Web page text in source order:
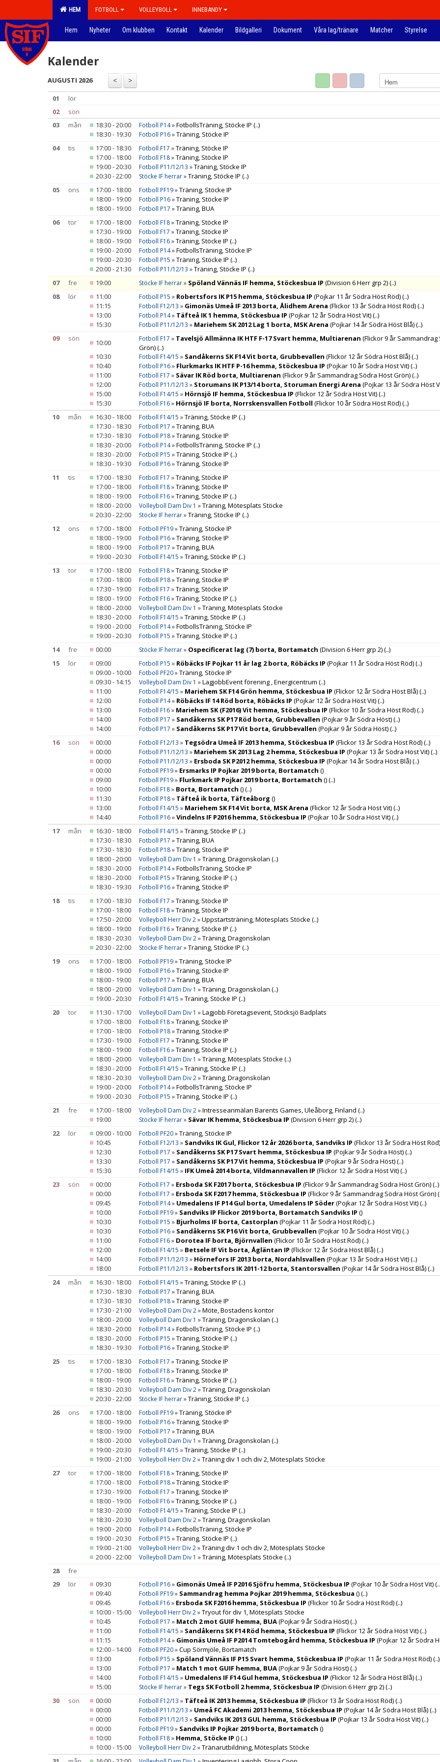
HEM FOTBOLL VOLLEYBOLL INNEBANDY
Hem Nyheter Om klubben Kontakt Kalender Bildgalleri Dokument Våra lag/tränare Matcher Styrelse
Kalender
AUGUSTI 2026
01
lör
02
sön
03
mån 18:30 - 20:00 Fotboll P14»FotbollsTräning, Stöcke IP (..)
18:30 - 19:30
Fotboll P16»Träning, Stöcke IP
04
tis 17:00 - 18:30 Fotboll F17 »Träning, Stöcke IP
17:00 - 18:00
Fotboll F18»Träning, Stöcke IP
19:00 - 20:30
Fotboll P11/12/13 »Träning, Stöcke IP
20:30 - 22:00
Stöcke IF herrar»Träning, Stöcke IP (..)
05
ons 17:00 - 18:00 Fotboll PF19»Träning, Stöcke IP
18:00 - 19:00
Fotboll P16»Träning, Stöcke IP
18:00 - 19:00
Fotboll P17 »Träning, BUA
06
tor 17:00 - 18:00 Fotboll F18»Träning, Stöcke IP
17:30 - 19:00
Fotboll F17 »Träning, Stöcke IP
18:00 - 19:00
Fotboll F16»Träning, Stöcke IP (..)
19:00 - 20:00
Fotboll P14»FotbollsTräning, Stöcke IP
19:00 - 20:30
Fotboll P15 »Träning, Stöcke IP (..)
20:00 - 21:30
Fotboll P11/12/13 »Träning, Stöcke IP (..)
07
fre 19:00 Stöcke IF herrar» Spöland Vännäs IF hemma, Stöckesbua IP (Division 6 Herr grp 2)(..)
08
lör 11:00 Fotboll P15 » Robertsfors IK P15 hemma, Stöckesbua IP (Pojkar 11 år Södra Höst Röd)(..)
11:15
Fotboll F12/13 » Gimonäs Umeå IF 2013 borta, Ålidhem Arena (Flickor 13 år Södra Höst Röd)(..)
13:00
Fotboll P14» Täfteå IK 1 hemma, Stöckesbua IP (Pojkar 12 år Södra Höst Vit)(..)
15:30
Fotboll P11/12/13 » Mariehem SK 2012 Lag 1 borta, MSK Arena (Pojkar 14 år Södra Höst Blå)(..)
09
sön 10:00 Fotboll F17 » Tavelsjö Allmänna IK HTF F-17 Svart hemma, Multiarenan (Flickor 9 år
Grön)(..)
10:30
Fotboll F14/15 » Sandåkerns SK F14 Vit borta, Grubbevallen (Flickor 12 år Södra Höst Blå)(..)
10:40
Fotboll P16» Flurkmarks IK HTF P-16 hemma, Stöckesbua IP (Pojkar 10 år Södra Höst Vit)(..)
11:00
Fotboll F17 » Sävar IK Röd borta, Multiarenan (Flickor 9 år Sammandrag Södra Höst Grön)(..)
12:00
Fotboll P11/12/13 » Storumans IK P13/14 borta, Storuman Energi Arena (Pojkar 13 år Södra Höst
15:00
Fotboll F14/15 » Hörnsjö IF hemma, Stöckesbua IP (Flickor 12 år Södra Höst Vit)(..)
15:30
Fotboll F16» Hörnsjö IF borta, Norrskensvallen Fotboll (Flickor 10 år Södra Höst Röd)(..)
10
mån 16:30 - 18:00 Fotboll F14/15 »Träning, Stöcke IP (..)
17:30 - 18:30
Fotboll P17 »Träning, BUA
17:30 - 18:30
Fotboll P18»Träning, Stöcke IP
18:30 - 20:00
Fotboll P14»FotbollsTräning, Stöcke IP (..)
18:30 - 20:00
Fotboll P15 »Träning, Stöcke IP (..)
18:30 - 19:30
Fotboll P16»Träning, Stöcke IP
11
tis 17:00 - 18:30 Fotboll F17 »Träning, Stöcke IP
17:00 - 18:00
Fotboll F18»Träning, Stöcke IP
18:00 - 19:00
Fotboll F16»Träning, Stöcke IP (..)
18:00 - 20:00
Volleyboll Dam Div 1 »Träning, Mötesplats Stöcke
20:30 - 22:00
Stöcke IF herrar»Träning, Stöcke IP (..)
12
ons 17:00 - 18:00 Fotboll PF19»Träning, Stöcke IP
18:00 - 19:00
Fotboll P16»Träning, Stöcke IP
18:00 - 19:00
Fotboll P17 »Träning, BUA
19:00 - 20:30
Fotboll F14/15 »Träning, Stöcke IP (..)
13
tor 17:00 - 18:00 Fotboll F18»Träning, Stöcke IP
17:00 - 18:00
Fotboll P18»Träning, Stöcke IP
17:30 - 19:00
Fotboll F17 »Träning, Stöcke IP
18:00 - 19:00
Fotboll F16»Träning, Stöcke IP (..)
18:00 - 20:00
Volleyboll Dam Div 1 »Träning, Mötesplats Stöcke
18:30 - 20:00
Fotboll F14/15 »Träning, Stöcke IP (..)
19:00 - 20:00
Fotboll P14»FotbollsTräning, Stöcke IP
19:00 - 20:30
Fotboll P15 »Träning, Stöcke IP (..)
14
fre 00:00 Stöcke IF herrar» Ospecificerat lag (7) borta, Bortamatch (Division 6 Herr grp 2)(..)
15
lör 09:00 Fotboll P15 » Röbäcks IF Pojkar 11 år lag 2 borta, Röbäcks IP (Pojkar 11 år Södra Höst Röd)(..)
09:00 - 10:00
Fotboll PF20»Träning, Stöcke IP
09:30 - 14:15
Volleyboll Dam Div 1 »LagjobbEvent förening , Energicentrum (..)
11:00
Fotboll F14/15 » Mariehem SK F14 Grön hemma, Stöckesbua IP (Flickor 12 år Södra Höst Blå)(..)
12:00
Fotboll P14» Röbäcks IF 14 Röd borta, Röbäcks IP (Pojkar 12 år Södra Höst Vit)(..)
13:00
Fotboll F16» Mariehem SK (F2016) Vit hemma, Stöckesbua IP (Flickor 10 år Södra Höst Röd)(..)
14:00
Fotboll P17 » Sandåkerns SK P17 Röd borta, Grubbevallen (Pojkar 9 år Södra Höst)(..)
14:00
Fotboll P17 » Sandåkerns SK P17 Vit borta, Grubbevallen (Pojkar 9 år Södra Höst)(..)
16
sön 00:00 Fotboll F12/13 » Tegsödra Umeå IF 2013 hemma, Stöckesbua IP (Flickor 13 år Södra Höst Röd)(..)
00:00
Fotboll P11/12/13 » Mariehem SK 2013 Lag 2 hemma, Stöckesbua IP (Pojkar 13 år Södra Höst Vit)(..)
00:00
Fotboll P11/12/13 » Ersboda SK P2012 hemma, Stöckesbua IP (Pojkar 14 år Södra Höst Blå)(..)
00:00
Fotboll PF19» Ersmarks IP Pojkar 2019 borta, Bortamatch ()
09:00
Fotboll PF19» Flurkmark IP Pojkar 2019 borta, Bortamatch ()(..)
10:00
Fotboll F18» Borta, Bortamatch ()(..)
11:30
Fotboll P18» Täfteå ik borta, Täfteåborg ()
13:00
Fotboll F14/15 » Mariehem SK F14 Vit borta, MSK Arena (Flickor 12 år Södra Höst Vit)(..)
14:40
Fotboll P16»Vindelns IF P2016 hemma, Stöckesbua IP (Pojkar 10 år Södra Höst Vit)(..)
17
mån 16:30 - 18:00 Fotboll F14/15 »Träning, Stöcke IP (..)
17:30 - 18:30
Fotboll P17 »Träning, BUA
17:30 - 18:30
Fotboll P18»Träning, Stöcke IP
18:00 - 20:00
Volleyboll Dam Div 1 »Träning, Dragonskolan (..)
18:30 - 20:00
Fotboll P14»FotbollsTräning, Stöcke IP
18:30 - 20:00
Fotboll P15 »Träning, Stöcke IP (..)
18:30 - 19:30
Fotboll P16»Träning, Stöcke IP
18
tis 17:00 - 18:30 Fotboll F17 »Träning, Stöcke IP
17:00 - 18:00
Fotboll F18»Träning, Stöcke IP
17:50 - 20:00
Volleyboll Herr Div 2»Uppstartsträning, Mötesplats Stöcke (..)
18:00 - 19:00
Fotboll F16»Träning, Stöcke IP (..)
18:30 - 20:30
Volleyboll Dam Div 2»Träning, Dragonskolan
20:30 - 22:00
Stöcke IF herrar»Träning, Stöcke IP (..)
19
ons 17:00 - 18:00 Fotboll PF19»Träning, Stöcke IP
18:00 - 19:00
Fotboll P16»Träning, Stöcke IP
18:00 - 19:00
Fotboll P17 »Träning, BUA
18:00 - 20:00
Volleyboll Dam Div 1 »Träning, Dragonskolan (..)
19:00 - 20:30
Fotboll F14/15 »Träning, Stöcke IP (..)
20
tor 11:30 - 17:00 Volleyboll Dam Div 1 »Lagjobb Företagsevent, Stöcksjö Badplats
17:00 - 18:00
Fotboll F18»Träning, Stöcke IP
17:00 - 18:00
Fotboll P18»Träning, Stöcke IP
17:30 - 19:00
Fotboll F17 »Träning, Stöcke IP
18:00 - 19:00
Fotboll F16»Träning, Stöcke IP (..)
18:00 - 20:00
Volleyboll Dam Div 1 »Träning, Mötesplats Stöcke (..)
18:30 - 20:00
Fotboll F14/15 »Träning, Stöcke IP (..)
18:30 - 20:30
Volleyboll Dam Div 2»Träning, Dragonskolan
19:00 - 20:00
Fotboll P14»FotbollsTräning, Stöcke IP
19:00 - 20:30
Fotboll P15 »Träning, Stöcke IP (..)
21
fre 17:00 - 18:00 Volleyboll Dam Div 2»Intresseanmälan Barents Games, Uleåborg, Finland (..)
19:00
Stöcke IF herrar» Sävar IK hemma, Stöckesbua IP (Division 6 Herr grp 2)(..)
22
lör 09:00 - 10:00 Fotboll PF20»Träning, Stöcke IP
10:45
Fotboll F12/13 » Sandviks IK Gul, Flickor 12 år 2026 borta, Sandviks IP (Flickor 13 år Södra Höst Röd)
12:30
Fotboll P17 » Sandåkerns SK P17 Svart hemma, Stöckesbua IP (Pojkar 9 år Södra Höst)(..)
13:30
Fotboll P17 » Sandåkerns SK P17 Vit hemma, Stöckesbua IP (Pojkar 9 år Södra Höst)(..)
15:30
Fotboll F14/15 » IFK Umeå 2014 borta, Vildmannavallen IP (Flickor 12 år Södra Höst Vit)(..)
23
sön 00:00 Fotboll F17 » Ersboda SK F2017 borta, Stöckesbua IP (Flickor 9 år Sammandrag Södra Höst Grön)(..)
00:00
Fotboll F17 » Ersboda SK F2017 hemma, Stöckesbua IP (Flickor 9 år Sammandrag Södra Höst Grön)
09:45
Fotboll P14» Umedalens IF P14 Gul borta, Umedalens IP Söder(Pojkar 12 år Södra Höst Vit)(..)
10:00
Fotboll PF19» Sandviks IP Flickor 2019 borta, Bortamatch Sandviks IP ()
10:30
Fotboll P15 » Bjurholms IF borta, Castorplan (Pojkar 11 år Södra Höst Röd)(..)
10:30
Fotboll P16» Sandåkerns SK P16 Vit borta, Grubbevallen (Pojkar 10 år Södra Höst Vit)(..)
11:00
Fotboll F16» Dorotea IF borta, Björnvallen (Flickor 10 år Södra Höst Röd)(..)
12:00
Fotboll F14/15 » Betsele IF Vit borta, Ågläntan IP (Flickor 12 år Södra Höst Blå)(..)
14:00
Fotboll P11/12/13 » Hörnefors IF 2013 borta, Nordahlsvallen (Pojkar 13 år Södra Höst Vit)(..)
18:00
Fotboll P11/12/13 » Robertsfors IK 2011-12 borta, Stantorsvallen (Pojkar 14 år Södra Höst Blå)(..)
24
mån 16:30 - 18:00 Fotboll F14/15 »Träning, Stöcke IP (..)
17:30 - 18:30
Fotboll P17 »Träning, BUA
17:30 - 18:30
Fotboll P18»Träning, Stöcke IP
17:30 - 21:00
Volleyboll Dam Div 2»Möte, Bostadens kontor
18:00 - 20:00
Volleyboll Dam Div 1 »Träning, Dragonskolan (..)
18:30 - 20:00
Fotboll P14»FotbollsTräning, Stöcke IP (..)
18:30 - 20:00
Fotboll P15 »Träning, Stöcke IP (..)
18:30 - 19:30
Fotboll P16»Träning, Stöcke IP
25
tis 17:00 - 18:30 Fotboll F17 »Träning, Stöcke IP
17:00 - 18:00
Fotboll F18»Träning, Stöcke IP
18:00 - 19:00
Fotboll F16»Träning, Stöcke IP (..)
18:30 - 20:30
Volleyboll Dam Div 2»Träning, Dragonskolan
20:30 - 22:00
Stöcke IF herrar»Träning, Stöcke IP (..)
26
ons 17:00 - 18:00 Fotboll PF19»Träning, Stöcke IP
18:00 - 19:00
Fotboll P16»Träning, Stöcke IP
18:00 - 19:00
Fotboll P17 »Träning, BUA
18:00 - 20:00
Volleyboll Dam Div 1 »Träning, Dragonskolan (..)
19:00 - 20:30
Fotboll F14/15 »Träning, Stöcke IP (..)
19:00 - 21:00
Volleyboll Herr Div 2»Träning div 1 och div 2, Mötesplats Stöcke
27
tor 17:00 - 18:00 Fotboll F18»Träning, Stöcke IP
17:00 - 18:00
Fotboll P18»Träning, Stöcke IP
17:30 - 19:00
Fotboll F17 »Träning, Stöcke IP
18:00 - 19:00
Fotboll F16»Träning, Stöcke IP (..)
18:30 - 20:00
Fotboll F14/15 »Träning, Stöcke IP (..)
18:30 - 20:30
Volleyboll Dam Div 2»Träning, Dragonskolan
19:00 - 20:00
Fotboll P14»FotbollsTräning, Stöcke IP
19:00 - 20:30
Fotboll P15 »Träning, Stöcke IP (..)
19:00 - 21:00
Volleyboll Herr Div 2»Träning div 1 och div 2, Mötesplats Stöcke
20:00 - 22:00
Volleyboll Dam Div 1 »Träning, Mötesplats Stöcke (..)
28
fre
29
lör 09:30 Fotboll P16» Gimonäs Umeå IF P2016 Sjöfru hemma, Stöckesbua IP (Pojkar 10 år Södra Höst Vit)
09:40
Fotboll PF19» Sammandrag hemma Pojkar 2019 hemma, Stöckesbua ()(..)
09:45
Fotboll F16» Ersboda SK F2016 hemma, Stöckesbua IP (Flickor 10 år Södra Höst Röd)(..)
10:00 - 15:00
Volleyboll Herr Div 2»Tryout för div 1, Mötesplats Stöcke
10:45
Fotboll P17 » Match 2 mot GUIF hemma, BUA(Pojkar 9 år Södra Höst)(..)
11:00
Fotboll F14/15 » Sandåkerns SK F14 Röd hemma, Stöckesbua IP (Flickor 12 år Södra Höst Vit)(..)
11:15
Fotboll P14» Gimonäs Umeå IF P2014 Tomtebogård hemma, Stöckesbua IP (Pojkar 12 år Södra
12:00 - 14:00
Fotboll PF20»Cup Sörmjöle, Bortamatch
13:00
Fotboll P15 » Spöland Vännäs IF P15 Svart hemma, Stöckesbua IP (Pojkar 11 år Södra Höst Röd)(..)
13:00
Fotboll P17 » Match 1 mot GUIF hemma, BUA(Pojkar 9 år Södra Höst)(..)
14:00
Fotboll F14/15 » Umedalens IF F14 Gul hemma, Stöckesbua IP (Flickor 12 år Södra Höst Blå)(..)
15:00
Stöcke IF herrar» Tegs SK Fotboll 2 hemma, Stöckesbua IP (Division 6 Herr grp 2)(..)
30
sön 00:00 Fotboll F12/13 » Täfteå IK 2013 hemma, Stöckesbua IP (Flickor 13 år Södra Höst Röd)(..)
00:00
Fotboll P11/12/13 » Umeå FC Akademi 2013 hemma, Stöckesbua IP (Pojkar 14 år Södra Höst Blå)(..)
00:00
Fotboll P11/12/13 » Sandviks IK 2013 GUL hemma, Stöckesbua IP (Pojkar 13 år Södra Höst Vit)(..)
00:00
Fotboll PF19» Sandviks IP Pojkar 2019 borta, Bortamatch ()
10:00
Fotboll F18» Hemma, Stöcke IP ()(..)
10:00 - 15:00
Volleyboll Herr Div 2»Tränarutbildning, Mötesplats Stöcke